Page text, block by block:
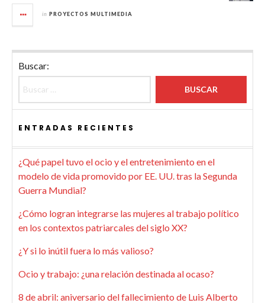
in PROYECTOS MULTIMEDIA
Buscar:
ENTRADAS RECIENTES
¿Qué papel tuvo el ocio y el entretenimiento en el
modelo de vida promovido por EE. UU. tras la Segunda
Guerra Mundial?
¿Cómo logran integrarse las mujeres al trabajo político
en los contextos patriarcales del siglo XX?
¿Y si lo inútil fuera lo más valioso?
Ocio y trabajo: ¿una relación destinada al ocaso?
8 de abril: aniversario del fallecimiento de Luis Alberto